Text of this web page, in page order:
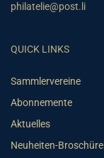
philatelie@post.li
QUICK LINKS
Sammlervereine
Abonnemente
Aktuelles
Neuheiten-Broschüre